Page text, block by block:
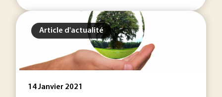
Article d'actualité
14 Janvier 2021